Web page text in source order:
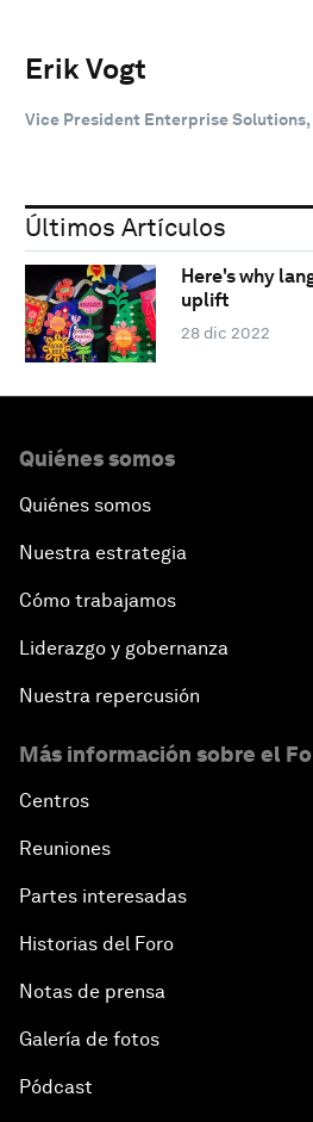
Erik Vogt
Vice President Enterprise Solutions,
Últimos Artículos
Here's why
uplift
28 dic 2022
Quiénes somos
Quiénes somos
Nuestra estrategia
Cómo trabajamos
Liderazgo y gobernanza
Nuestra repercusión
Más información sobre el
Centros
Reuniones
Partes interesadas
Historias del Foro
Notas de prensa
Galería de fotos
Pódcast